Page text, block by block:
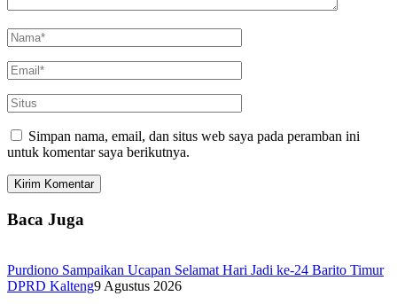
Simpan nama, email, dan situs web saya pada peramban ini
untuk komentar saya berikutnya.
Baca Juga
Purdiono Sampaikan Ucapan Selamat Hari Jadi ke-24 Barito Timur
DPRD Kalteng9 Agustus 2026